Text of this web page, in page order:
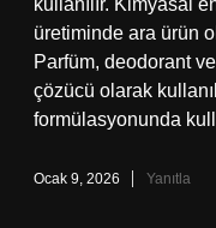
kullanılır. Kimyasal
üretiminde ara ürün
Parfüm, deodorant
çözücü olarak
formülasyonunda
Ocak 9, 2026 Yanıtla